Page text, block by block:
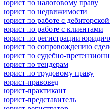
юрист по налоговому праву
юрист по недвижимости
юрист по работе с
юрист по работе с клиентами
юрист по регистрации
юрист по сопровождению
юрист по судебно-
юрист по тендерам
юрист по трудовому праву
юрист-правовед
юрист-практикант
юрист-представитель